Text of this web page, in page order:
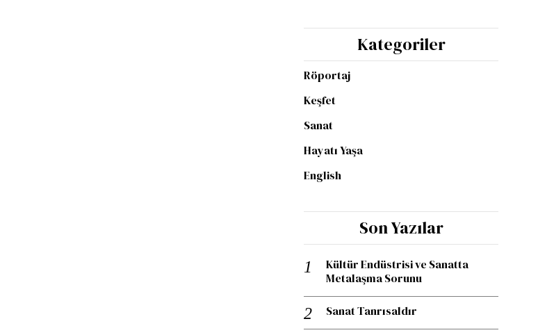
Kategoriler
Röportaj
Keşfet
Sanat
Hayatı Yaşa
English
Son Yazılar
Kültür Endüstrisi ve Sanatta
Metalaşma Sorunu
Sanat Tanrısaldır